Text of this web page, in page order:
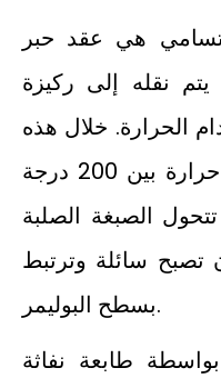
هي عقد حبر
نقله إلى ركيزة
الحرارة. خلال هذه
العملية - عادة في درجات حرارة بين 200 درجة
- تتحول الصبغة الصلبة
سائلة وترتبط
بسطح البوليمر.
طابعة نفاثة